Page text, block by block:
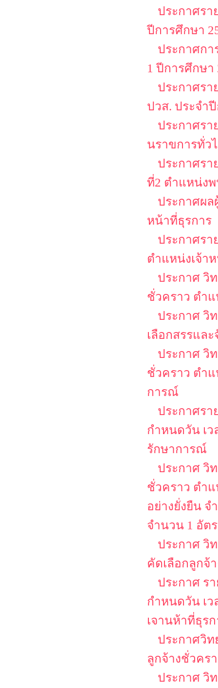
ประกาศรา
ปีการศึกษา
ประกาศกา
1 ปีการศึกษา
ประกาศร
ปวส. ประจำ
ประกาศรา
นราขการทั่ว
ประกาศรา
ที่2 ตำแหน่ง
ประกาศผล
หน้าที่ธุรการ
ประกาศรา
ตำแหน่งเจ้า
ประกาศ วิ
ชั่วคราว ตำ
ประกาศ วิ
เลือกสรรแล
ประกาศ วิ
ชั่วคราว ตำ
การณ์
ประกาศรา
กำหนดวัน เว
รักษาการณ์
ประกาศ วิ
ชั่วคราว ตำแ
อย่างยั่งยืน
จำนวน 1 อัต
ประกาศ วิ
คัดเลือกลูกจ้
ประกาศ ร
กำหนดวัน เ
เจานห้าที่ธุร
ประกาศวิท
ลูกจ้างชั่วคร
ประกาศ วิ